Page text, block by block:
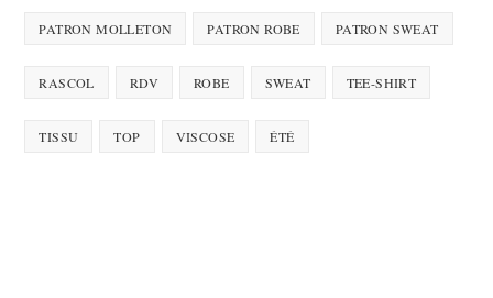
PATRON MOLLETON PATRON ROBE PATRON SWEAT
RASCOL RDV ROBE SWEAT TEE-SHIRT
TISSU TOP VISCOSE ÉTÉ